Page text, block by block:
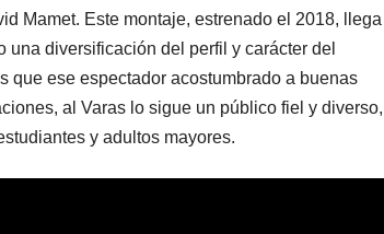
Mamet. Este montaje, estrenado el 2018, llega
diversificación del perfil y carácter del
que ese espectador acostumbrado a buenas
al Varas lo sigue un público fiel y diverso,
y adultos mayores.